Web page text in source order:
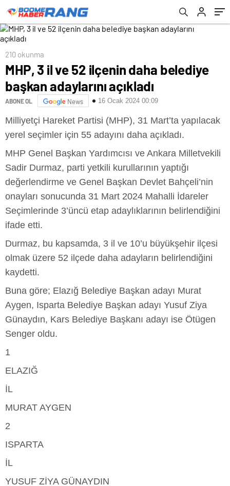
210 okunma
MHP, 3 il ve 52 ilçenin daha belediye
başkan adaylarını açıkladı
ABONE OL News 16 Ocak 2024 00:09
Milliyetçi Hareket Partisi (MHP), 31 Mart’ta yapılacak
yerel seçimler için 55 adayını daha açıkladı.
MHP Genel Başkan Yardımcısı ve Ankara Milletvekili
Sadir Durmaz, parti yetkili kurullarının yaptığı
değerlendirme ve Genel Başkan Devlet Bahçeli’nin
onayları sonucunda 31 Mart 2024 Mahalli İdareler
Seçimlerinde 3’üncü etap adaylıklarının belirlendiğini
ifade etti.
Durmaz, bu kapsamda, 3 il ve 10’u büyükşehir ilçesi
olmak üzere 52 ilçede daha adayların belirlendiğini
kaydetti.
Buna göre; Elazığ Belediye Başkan adayı Murat
Aygen, Isparta Belediye Başkan adayı Yusuf Ziya
Günaydın, Kars Belediye Başkanı adayı ise Ötügen
Senger oldu.
1
ELAZIĞ
İL
MURAT AYGEN
2
ISPARTA
İL
YUSUF ZİYA GÜNAYDIN